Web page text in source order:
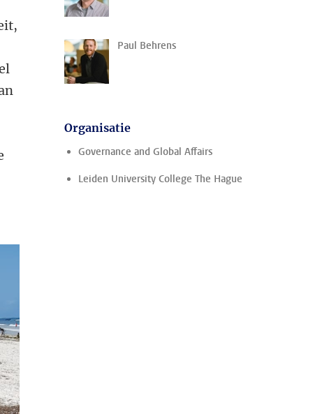
Paul Behrens
Organisatie
Governance and Global Affairs
Leiden University College The Hague